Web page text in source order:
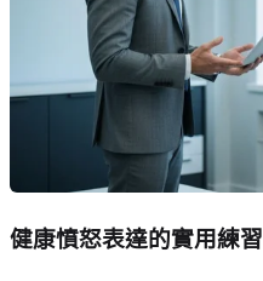
健康憤怒表達的實用練習